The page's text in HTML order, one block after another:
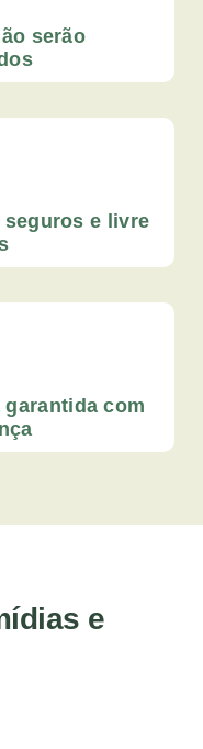
serão
seguros e livre
garantida com
e